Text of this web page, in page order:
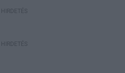
HIRDETÉS
HIRDETÉS